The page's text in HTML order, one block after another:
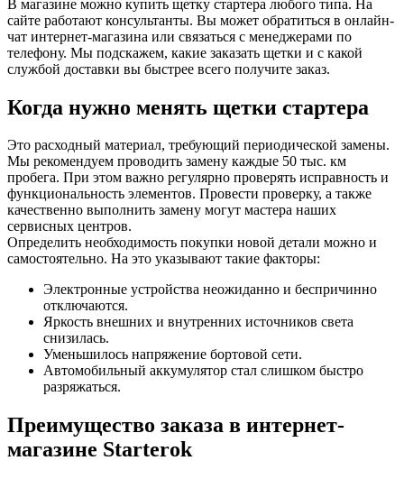
В магазине можно купить щетку стартера любого типа. На
сайте работают консультанты. Вы может обратиться в онлайн-
чат интернет-магазина или связаться с менеджерами по
телефону. Мы подскажем, какие заказать щетки и с какой
службой доставки вы быстрее всего получите заказ.
Когда нужно менять щетки стартера
Это расходный материал, требующий периодической замены.
Мы рекомендуем проводить замену каждые 50 тыс. км
пробега. При этом важно регулярно проверять исправность и
функциональность элементов. Провести проверку, а также
качественно выполнить замену могут мастера наших
сервисных центров.
Определить необходимость покупки новой детали можно и
самостоятельно. На это указывают такие факторы:
Электронные устройства неожиданно и беспричинно
отключаются.
Яркость внешних и внутренних источников света
снизилась.
Уменьшилось напряжение бортовой сети.
Автомобильный аккумулятор стал слишком быстро
разряжаться.
Преимущество заказа в интернет-
магазине Starterok